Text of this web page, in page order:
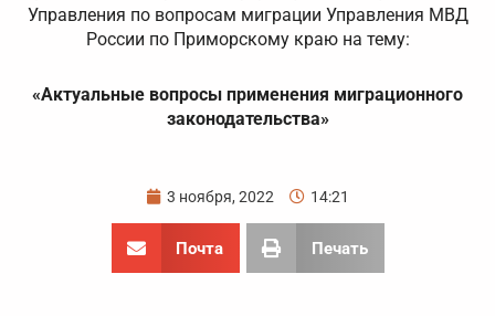
Управления по вопросам миграции Управления МВД
России по Приморскому краю на тему:
«Актуальные вопросы применения миграционного
законодательства»
3 ноября, 2022 14:21
Почта Печать